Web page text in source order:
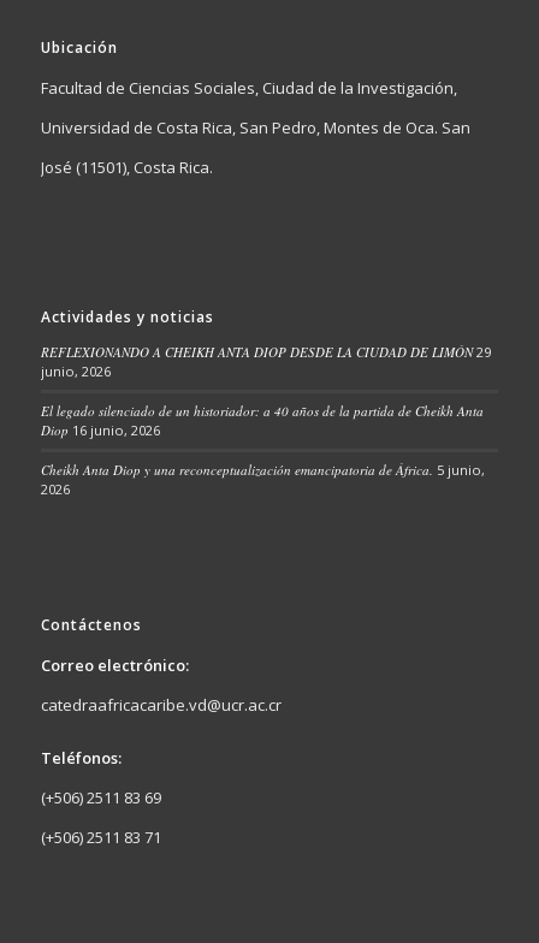
Ubicación
Facultad de Ciencias Sociales, Ciudad de la Investigación,
Universidad de Costa Rica, San Pedro, Montes de Oca. San
José (11501), Costa Rica.
Actividades y noticias
REFLEXIONANDO A CHEIKH ANTA DIOP DESDE LA CIUDAD DE LIMÓN 29
junio, 2026
El legado silenciado de un historiador: a 40 años de la partida de Cheikh Anta
Diop 16 junio, 2026
Cheikh Anta Diop y una reconceptualización emancipatoria de África. 5 junio,
2026
Contáctenos
Correo electrónico:
catedraafricacaribe.vd@ucr.ac.cr
Teléfonos:
(+506) 2511 83 69
(+506) 2511 83 71